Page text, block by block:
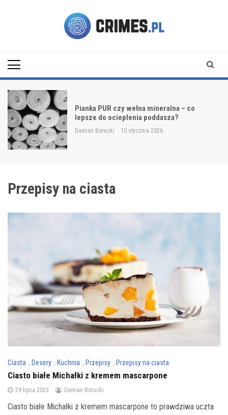
Pianka PUR czy wełna mineralna – co
lepsze do ocieplenia poddasza?
Damian Borucki 10 stycznia 2026
Przepisy na ciasta
Ciasta , Desery , Kuchnia , Przepisy , Przepisy na ciasta
Ciasto białe Michałki z kremem mascarpone
29 lipca 2025 Damian Borucki
Ciasto białe Michałki z kremem mascarpone to prawdziwa uczta